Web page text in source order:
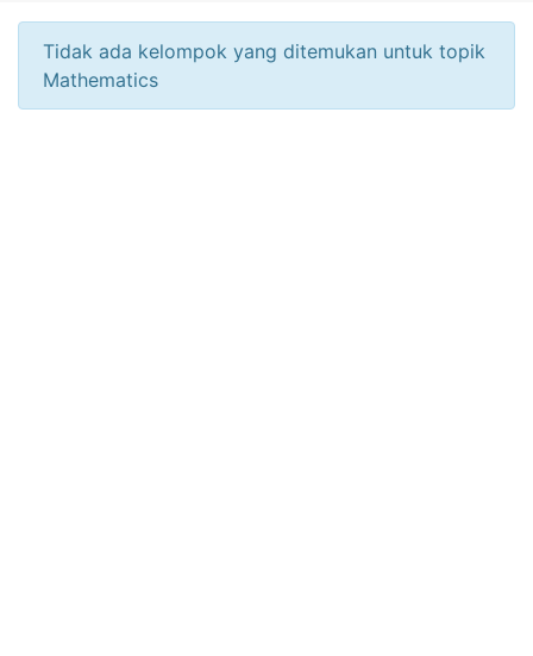
Tidak ada kelompok yang ditemukan untuk topik
Mathematics